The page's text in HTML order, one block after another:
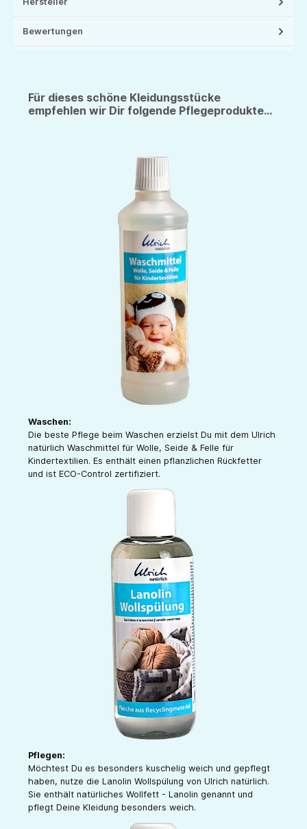
Bewertungen
Für dieses schöne Kleidungsstücke
empfehlen wir Dir folgende Pflegeprodukte...
Waschen:
Die beste Pflege beim Waschen erzielst Du mit dem Ulrich
natürlich Waschmittel für Wolle, Seide & Felle für
Kindertextilien. Es enthält einen pflanzlichen Rückfetter
und ist ECO-Control zertifiziert.
Pflegen:
Möchtest Du es besonders kuschelig weich und gepflegt
haben, nutze die Lanolin Wollspülung von Ulrich natürlich.
Sie enthält natürliches Wollfett - Lanolin genannt und
pflegt Deine Kleidung besonders weich.